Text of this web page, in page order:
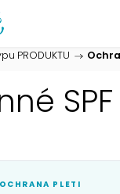
PRODUKTU /
PLETI